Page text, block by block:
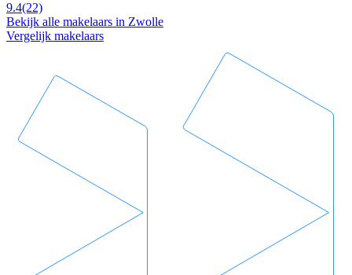
9.4(22)
Bekijk alle makelaars in Zwolle
Vergelijk makelaars